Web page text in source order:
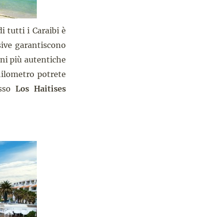
tutti i Caraibi è
garantiscono
più autentiche
potrete
Los Haitises